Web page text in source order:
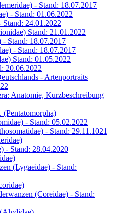
- Stand: 18.07.2017
- Stand: 01.06.2022
Stand: 24.01.2022
Stand: 21.01.2022
- Stand: 18.07.2017
- Stand: 18.07.2017
Stand: 01.05.2022
20.06.2022
- Artenportraits
Anatomie, Kurzbeschreibung
(Pentatomorpha)
- Stand: 05.02.2022
- Stand: 29.11.1021
- Stand: 28.04.2020
(Lygaeidae) - Stand:
(Coreidae) - Stand: